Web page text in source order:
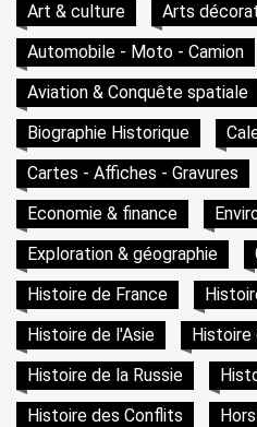
Art & culture
Arts
Automobile - Moto - Camion
Aviation & Conquête spatiale
Biographie Historique
Cartes - Affiches - Gravures
Economie & finance
Exploration & géographie
Histoire de France
Histoire de l'Asie
Histoire
Histoire de la Russie
Histoire des Conflits